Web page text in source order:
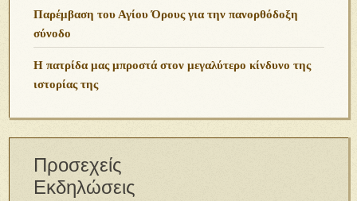
Παρέμβαση του Αγίου Όρους για την πανορθόδοξη
σύνοδο
Η πατρίδα μας μπροστά στον μεγαλύτερο κίνδυνο της
ιστορίας της
Προσεχείς
Εκδηλώσεις